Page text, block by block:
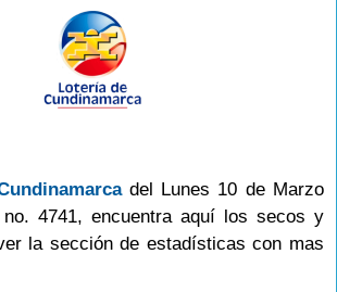
del Lunes 10 de Marzo
4741, encuentra aquí los secos y
la sección de estadísticas con mas